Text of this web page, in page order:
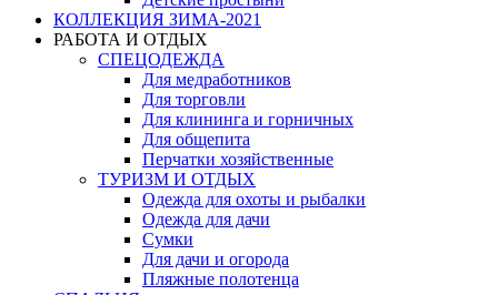
КОЛЛЕКЦИЯ ЗИМА-2021
РАБОТА И ОТДЫХ
СПЕЦОДЕЖДА
Для медработников
Для торговли
Для клининга и горничных
Для общепита
Перчатки хозяйственные
ТУРИЗМ И ОТДЫХ
Одежда для охоты и рыбалки
Одежда для дачи
Сумки
Для дачи и огорода
Пляжные полотенца